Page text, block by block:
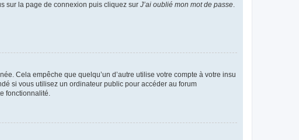
sur la page de connexion puis cliquez sur J’ai oublié mon mot de passe.
Cela empêche que quelqu’un d’autre utilise votre compte à votre insu
si vous utilisez un ordinateur public pour accéder au forum
fonctionnalité.